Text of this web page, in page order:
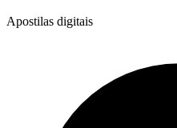
Apostilas digitais